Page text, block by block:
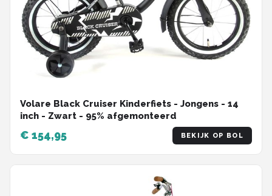
Volare Black Cruiser Kinderfiets - Jongens - 14
inch - Zwart - 95% afgemonteerd
€ 154,95 BEKIJK OP BOL